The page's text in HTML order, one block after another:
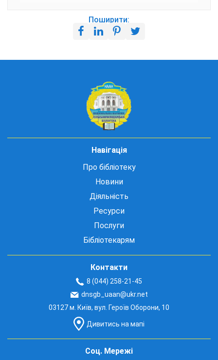
Поширити:
Навігація
Про бібліотеку
Новини
Діяльність
Ресурси
Послуги
Бібліотекарям
Контакти
8 (044) 258-21-45
dnsgb_uaan@ukr.net
03127 м. Київ, вул. Героїв Оборони, 10
Дивитись на мапі
Соц. Мережі